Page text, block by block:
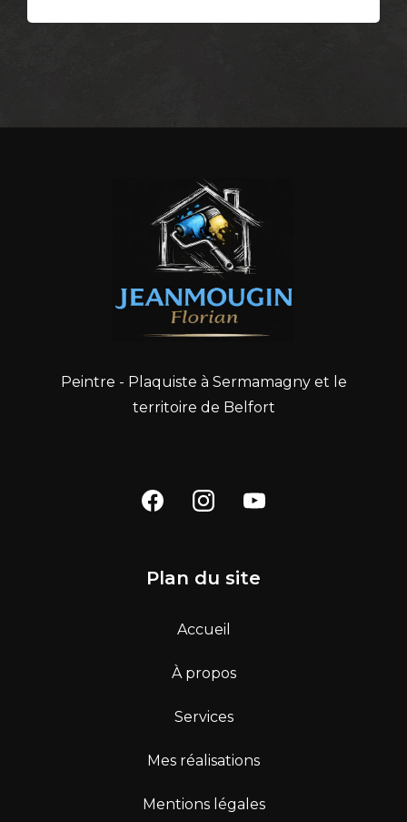
Peintre - Plaquiste à Sermamagny et le
territoire de Belfort
Plan du site
Accueil
À propos
Services
Mes réalisations
Mentions légales